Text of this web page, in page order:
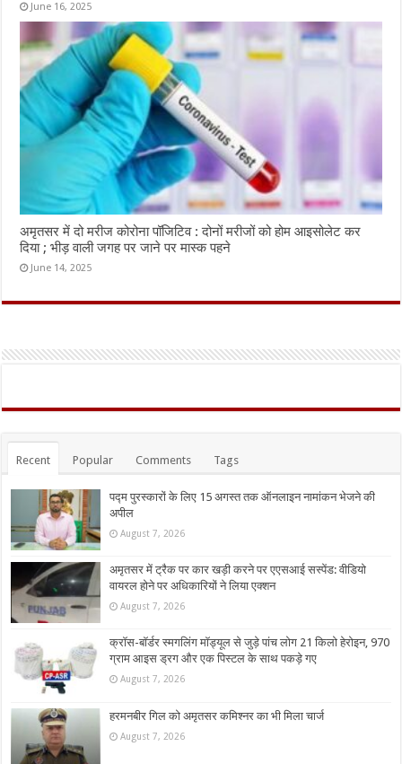
June 16, 2025
अमृतसर में दो मरीज कोरोना पॉजिटिव : दोनों मरीजों को होम आइसोलेट कर
दिया ; भीड़ वाली जगह पर जाने पर मास्क पहने
June 14, 2025
Recent Popular Comments Tags
पद्म पुरस्कारों के लिए 15 अगस्त तक ऑनलाइन नामांकन भेजने की
अपील
August 7, 2026
अमृतसर में ट्रैक पर कार खड़ी करने पर एएसआई सस्पेंड: वीडियो
वायरल होने पर अधिकारियों ने लिया एक्शन
August 7, 2026
क्रॉस-बॉर्डर स्मगलिंग मॉड्यूल से जुड़े पांच लोग 21 किलो हेरोइन, 970
ग्राम आइस ड्रग और एक पिस्टल के साथ पकड़े गए
August 7, 2026
हरमनबीर गिल को अमृतसर कमिश्नर का भी मिला चार्ज
August 7, 2026